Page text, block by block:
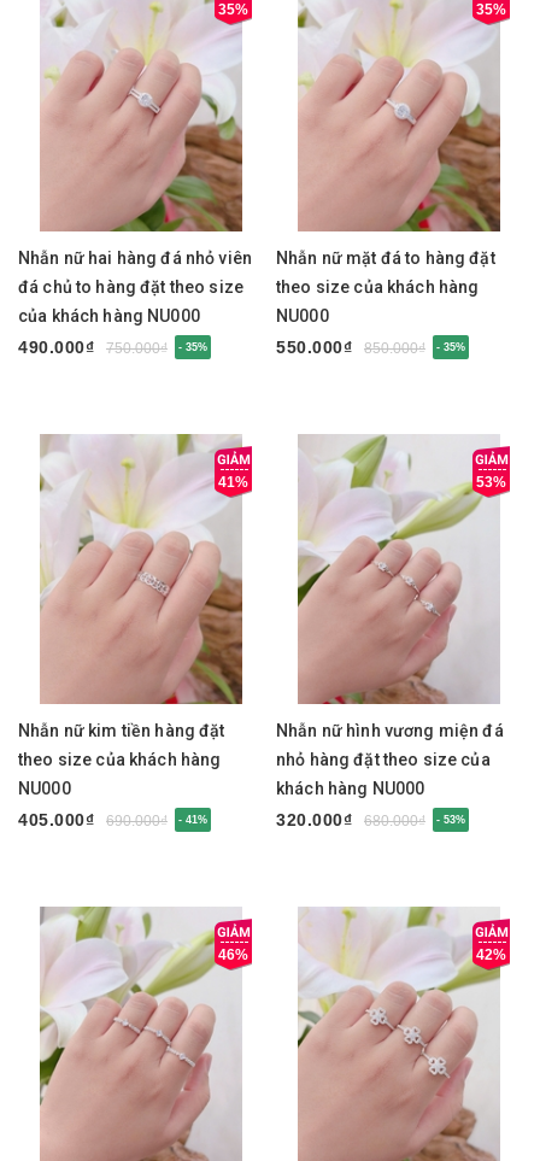
35%
Nhẫn nữ hai hàng đá nhỏ viên
đá chủ to hàng đặt theo size
của khách hàng NU000
490.000₫
750.000₫ - 35%
35%
Nhẫn nữ mặt đá to hàng đặt
theo size của khách hàng
NU000
550.000₫
850.000₫ - 35%
41%
Nhẫn nữ kim tiền hàng đặt
theo size của khách hàng
NU000
405.000₫
690.000₫ - 41%
53%
Nhẫn nữ hình vương miện đá
nhỏ hàng đặt theo size của
khách hàng NU000
320.000₫
680.000₫ - 53%
46% 42%